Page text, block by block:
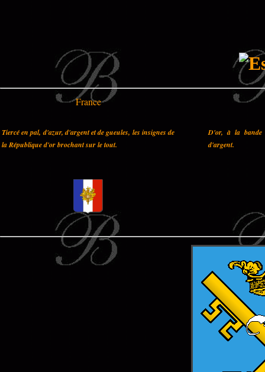
France
Tiercé en pal, d'azur, d'argent et de gueules, les insignes de
la République d'or brochant sur le tout.
D'or, à la bande
d'argent.